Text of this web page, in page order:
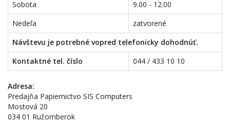
Sobota
9.00 - 12.00
Nedeľa
zatvorené
Návštevu je potrebné vopred telefonicky dohodnúť.
Kontaktné tel. číslo
044 / 433 10 10
Adresa:
Predajňa Papiernictvo SIS Computers
Mostová 20
034 01 Ružomberok